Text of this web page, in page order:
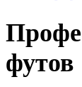
футов